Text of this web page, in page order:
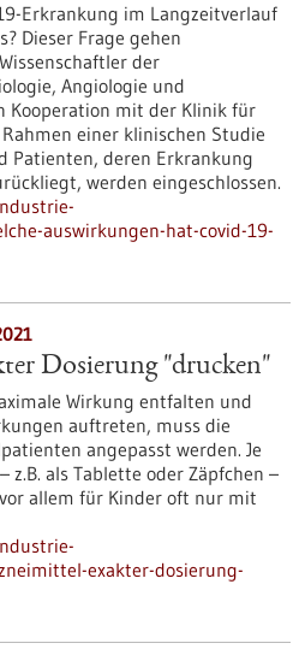
Erkrankung im Langzeitverlauf
Dieser Frage gehen
der
Angiologie und
Kooperation mit der Klinik für
einer klinischen Studie
Patienten, deren Erkrankung
werden eingeschlossen.
auswirkungen-hat-covid-19-
Dosierung "drucken"
Wirkung entfalten und
auftreten, muss die
angepasst werden. Je
z.B. als Tablette oder Zäpfchen –
allem für Kinder oft nur mit
exakter-dosierung-